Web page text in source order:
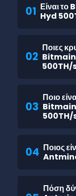
01 Είναι
Hyd
02
Ποιες
Bitmain
500TH/s
03
Ποιο
Bitmain
500TH/
04 Ποιος
Πόση